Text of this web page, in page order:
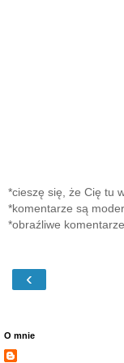
*cieszę się, że Cię tu
*komentarze są
*obraźliwe
‹
O mnie